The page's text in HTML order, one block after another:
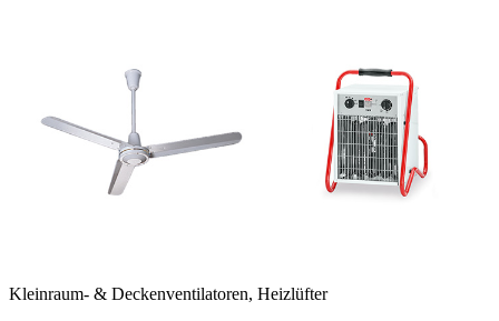
Kleinraum- & Deckenventilatoren, Heizlüfter